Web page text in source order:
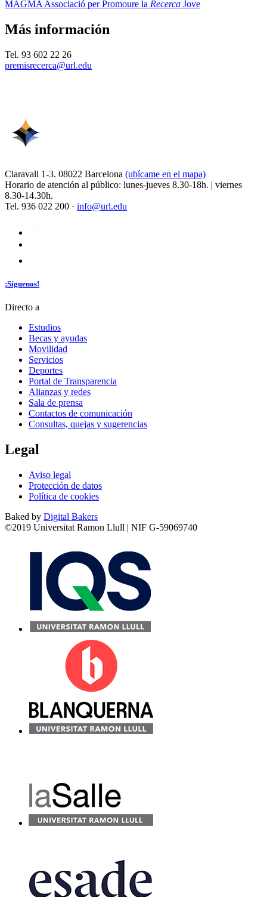
MAGMA Associació per Promoure la Recerca Jove
Más información
Tel. 93 602 22 26
premisrecerca@url.edu
Claravall 1-3. 08022 Barcelona (ubícame en el mapa)
Horario de atención al público: lunes-jueves 8.30-18h. | viernes
8.30-14.30h.
Tel. 936 022 200 · info@url.edu
¡Síguenos!
Directo a
Estudios
Becas y ayudas
Movilidad
Servicios
Deportes
Portal de Transparencia
Alianzas y redes
Sala de prensa
Contactos de comunicación
Consultas, quejas y sugerencias
Legal
Aviso legal
Protección de datos
Política de cookies
Baked by Digital Bakers
©2019 Universitat Ramon Llull | NIF G-59069740